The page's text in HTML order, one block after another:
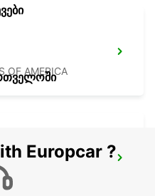
OF AMERICA
OF AMERICA
Europcar ?